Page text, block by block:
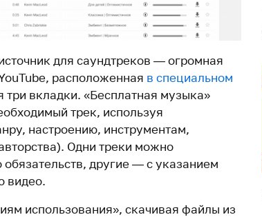
для саундтреков — огромная
расположенная в специальном
три вкладки. «Бесплатная музыка»
трек, используя
настроению, инструментам,
Одни треки можно
обязательств, другие — с указанием
видео.
использования», скачивая файлы из